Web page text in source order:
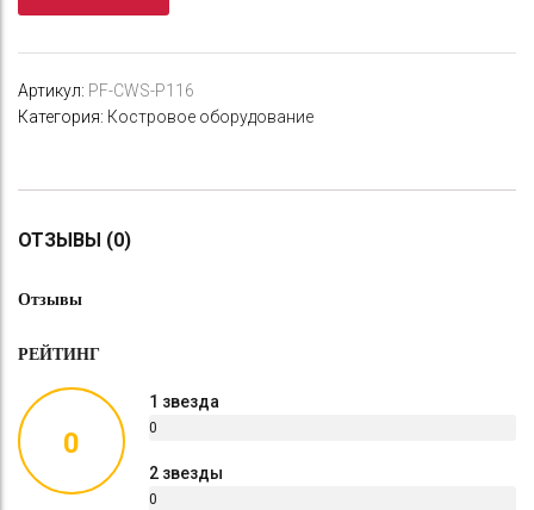
Артикул: PF-CWS-P116
Категория: Костровое оборудование
ОТЗЫВЫ (0)
Отзывы
РЕЙТИНГ
0
1 звезда
0
2 звезды
0